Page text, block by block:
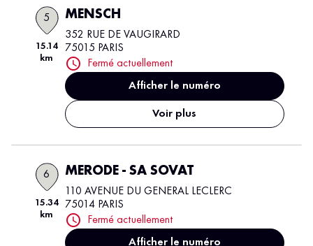
5
15.14
km
MENSCH
352 RUE DE VAUGIRARD
75015 PARIS
Fermé actuellement
Afficher le numéro
Voir plus
6
15.34
km
MERODE - SA SOVAT
110 AVENUE DU GENERAL LECLERC
75014 PARIS
Fermé actuellement
Afficher le numéro